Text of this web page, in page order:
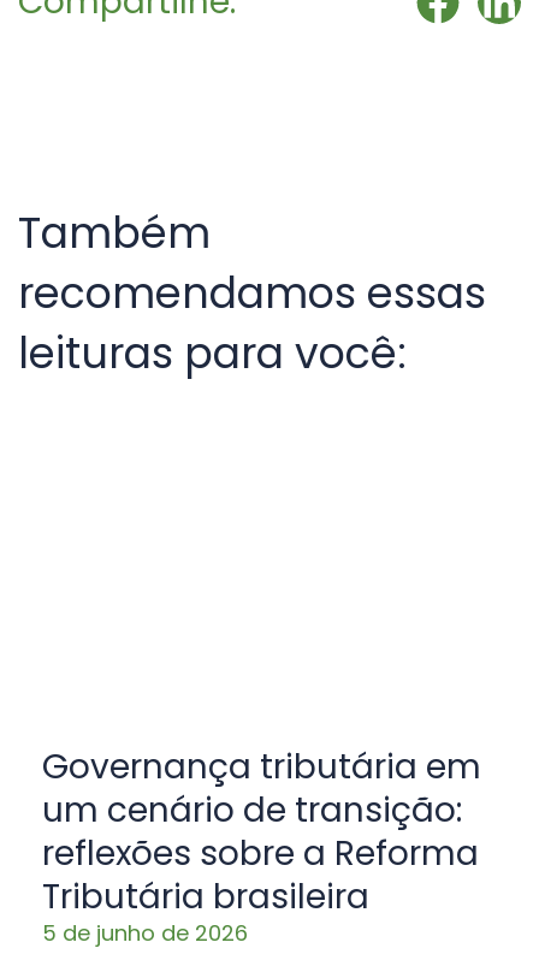
Também
recomendamos essas
leituras para você:
Governança tributária em
um cenário de transição:
reflexões sobre a Reforma
Tributária brasileira
5 de junho de 2026